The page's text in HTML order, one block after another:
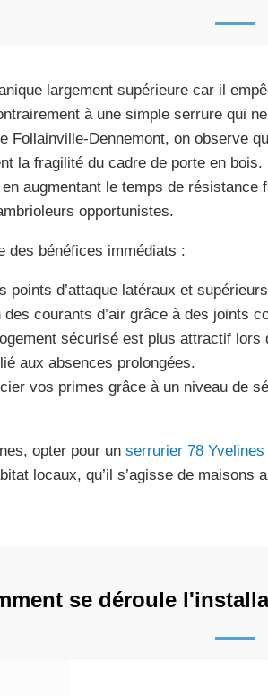
largement supérieure car il
à une simple serrure qui
Follainville-Dennemont, on observe
la fragilité du cadre de porte en
augmentant le temps de résistance
opportunistes.
des bénéfices immédiats :
points d’attaque latéraux et
des courants d’air grâce à des joints
sécurisé est plus attractif lors
aux absences prolongées.
vos primes grâce à un niveau de
opter pour un serrurier 78 Yvelines
locaux, qu’il s’agisse de maisons
se déroule